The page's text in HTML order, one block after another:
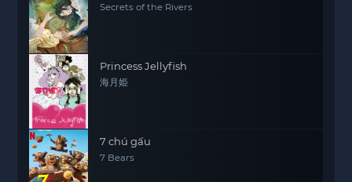
Secrets of the Rivers
Princess Jellyfish
海月姫
7 chú gấu
7 Bears